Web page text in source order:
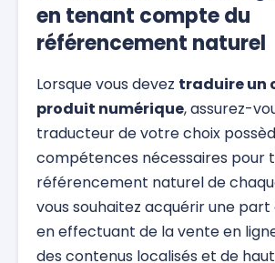
en tenant compte du
référencement naturel
Lorsque vous devez traduire un
produit numérique, assurez-
traducteur de votre choix
compétences nécessaires pour
référencement naturel de
vous souhaitez acquérir une
en effectuant de la vente en
des contenus localisés et de